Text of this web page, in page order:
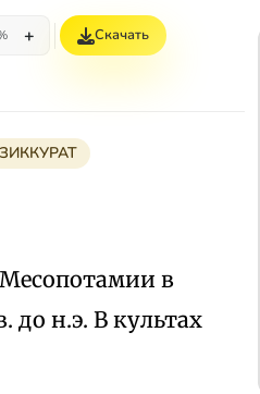
+ Скачать
ЗИККУРАТ
Месопотамии в
до н.э. В культах